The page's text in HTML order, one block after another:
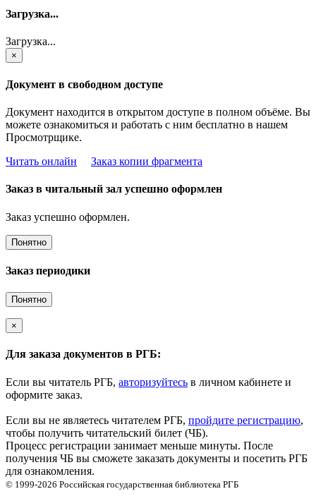
Загрузка...
Загрузка...
×
Документ в свободном доступе
Документ находится в открытом доступе в полном объёме. Вы
можете ознакомиться и работать с ним бесплатно в нашем
Просмотрщике.
Читать онлайн
Заказ копии фрагмента
Заказ в читальный зал успешно оформлен
Заказ успешно оформлен.
Понятно
Заказ периодики
Понятно
×
Для заказа документов в РГБ:
Если вы читатель РГБ, авторизуйтесь в личном кабинете и
оформите заказ.
Если вы не являетесь читателем РГБ, пройдите регистрацию,
чтобы получить читательский билет (ЧБ).
Процесс регистрации занимает меньше минуты. После
получения ЧБ вы сможете заказать документы и посетить РГБ
для ознакомления.
© 1999-2026 Российская государственная библиотека РГБ